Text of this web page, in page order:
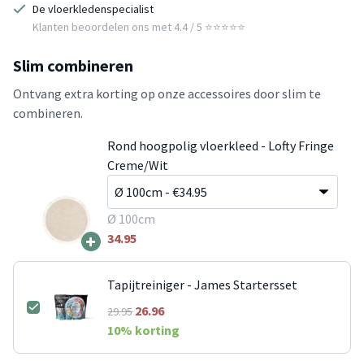
De vloerkledenspecialist
Klanten beoordelen ons met 4.4 / 5 ⭐⭐⭐⭐⭐
Slim combineren
Ontvang extra korting op onze accessoires door slim te
combineren.
+
Rond hoogpolig vloerkleed - Lofty Fringe
Creme/Wit
Ø 100cm
34.95
Tapijtreiniger - James Startersset
29.9526.96
10% korting